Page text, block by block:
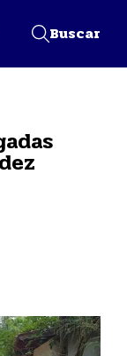
Buscar